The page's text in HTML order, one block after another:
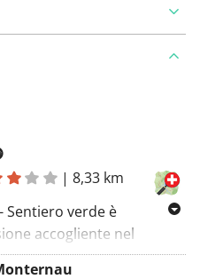
|8,33 km
Sentiero verde è
accogliente nel
distretto di Saanen. Con